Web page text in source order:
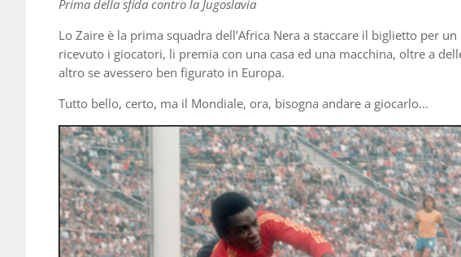
Prima della sfida contro la Jugoslavia
Lo Zaire è la prima squadra dell’Africa Nera a staccare il biglietto per
ricevuto i giocatori, li premia con una casa ed una macchina, oltre a
altro se avessero ben figurato in Europa.
Tutto bello, certo, ma il Mondiale, ora, bisogna andare a giocarlo…